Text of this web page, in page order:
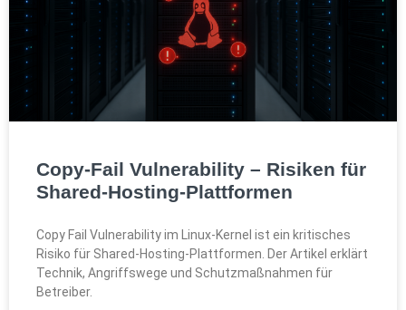
Copy-Fail Vulnerability – Risiken für
Shared-Hosting-Plattformen
Copy Fail Vulnerability im Linux-Kernel ist ein kritisches
Risiko für Shared-Hosting-Plattformen. Der Artikel erklärt
Technik, Angriffswege und Schutzmaßnahmen für
Betreiber.